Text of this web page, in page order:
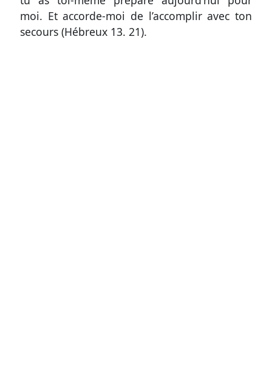
moi. Et accorde-moi de l’accomplir avec ton
secours (Hébreux 13. 21).